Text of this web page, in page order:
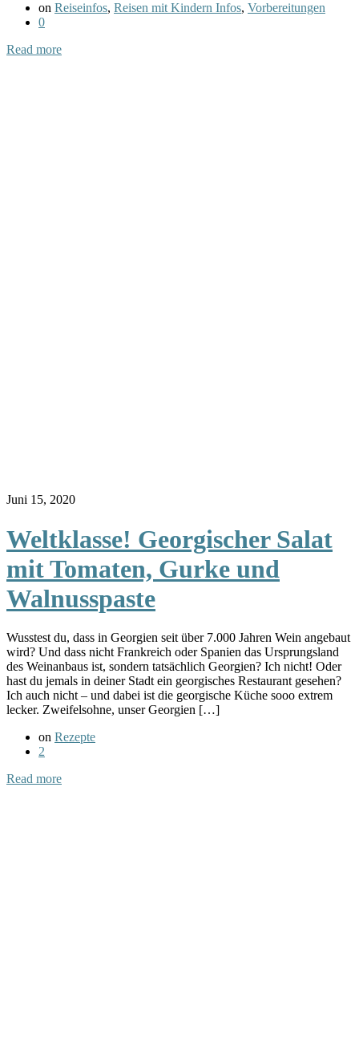
on Reiseinfos, Reisen mit Kindern Infos, Vorbereitungen
0
Read more
Juni 15, 2020
Weltklasse! Georgischer Salat
mit Tomaten, Gurke und
Walnusspaste
Wusstest du, dass in Georgien seit über 7.000 Jahren Wein angebaut
wird? Und dass nicht Frankreich oder Spanien das Ursprungsland
des Weinanbaus ist, sondern tatsächlich Georgien? Ich nicht! Oder
hast du jemals in deiner Stadt ein georgisches Restaurant gesehen?
Ich auch nicht – und dabei ist die georgische Küche sooo extrem
lecker. Zweifelsohne, unser Georgien […]
on Rezepte
2
Read more